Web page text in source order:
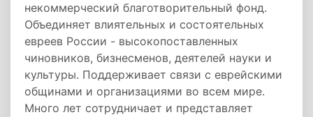
некоммерческий благотворительный фонд.
Объединяет влиятельных и состоятельных
евреев России - высокопоставленных
чиновников, бизнесменов, деятелей науки и
культуры. Поддерживает связи с еврейскими
общинами и организациями во всем мире.
Много лет сотрудничает и представляет